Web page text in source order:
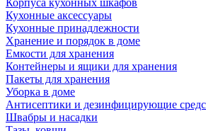
Корпуса кухонных шкафов
Кухонные аксессуары
Кухонные принадлежности
Хранение и порядок в доме
Емкости для хранения
Контейнеры и ящики для хранения
Пакеты для хранения
Уборка в доме
Антисептики и дезинфицирующие
Швабры и насадки